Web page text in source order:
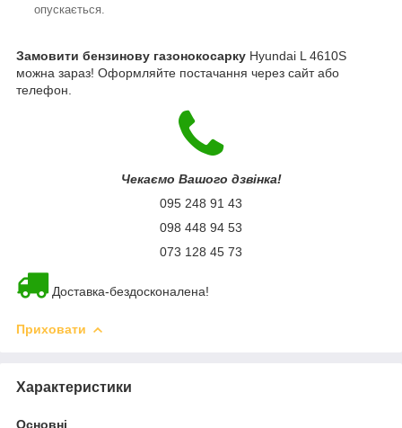
опускається.
Замовити бензинову газонокосарку Hyundai L 4610S
можна зараз! Оформляйте постачання через сайт або
телефон.
Чекаємо Вашого дзвінка!
095 248 91 43
098 448 94 53
073 128 45 73
Доставка-бездосконалена!
Приховати
Характеристики
Основні